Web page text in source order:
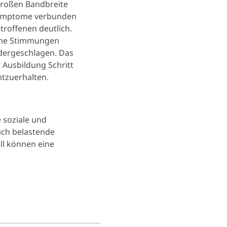
Bandbreite
verbunden
deutlich.
Stimmungen
Das
Schritt
und
belastende
können eine